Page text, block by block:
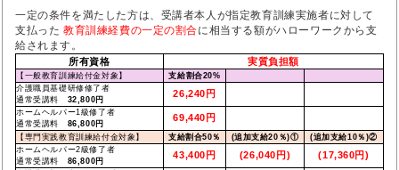
一定の条件を満たした方は、受講者本人が指定教育訓練実施者に対して
支払った 教育訓練経費の一定の割合に相当する額がハローワークから支
給されます。
所有資格 実質負担額
【一般教育訓練給付金対象】 支給割合20%
介護職員基礎研修修了者
通常受講料 32,800円
26,240円
ホームヘルパー1級修了者
通常受講料 86,800円
69,440円
【専門実践教育訓練給付金対象】 支給割合50％ (追加支給20％)① (追加支給10％)②
ホームヘルパー2級修了者
通常受講料 86,800円
43,400円 (26,040円) (17,360円)